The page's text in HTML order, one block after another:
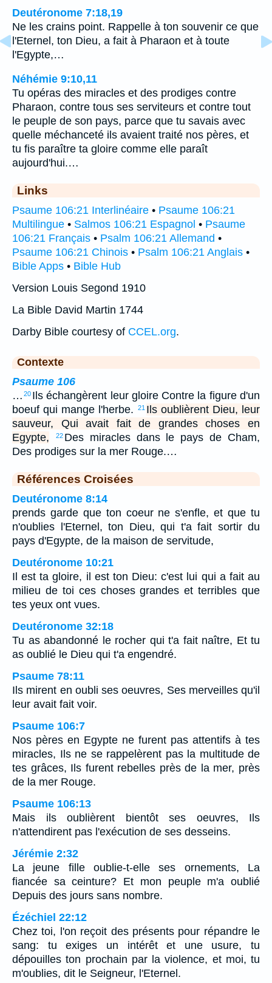
Deutéronome 7:18,19
Ne les crains point. Rappelle à ton souvenir ce que
l'Eternel, ton Dieu, a fait à Pharaon et à toute
l'Egypte,…
Néhémie 9:10,11
Tu opéras des miracles et des prodiges contre
Pharaon, contre tous ses serviteurs et contre tout
le peuple de son pays, parce que tu savais avec
quelle méchanceté ils avaient traité nos pères, et
tu fis paraître ta gloire comme elle paraît
aujourd'hui.…
Links
Psaume 106:21 Interlinéaire • Psaume 106:21
Multilingue • Salmos 106:21 Espagnol • Psaume
106:21 Français • Psalm 106:21 Allemand •
Psaume 106:21 Chinois • Psalm 106:21 Anglais •
Bible Apps • Bible Hub
Version Louis Segond 1910
La Bible David Martin 1744
Darby Bible courtesy of CCEL.org.
Contexte
Psaume 106
… 20 Ils échangèrent leur gloire Contre la figure d'un
boeuf qui mange l'herbe.
21 Ils oublièrent Dieu, leur
sauveur, Qui avait fait de grandes choses en
Egypte,
22 Des miracles dans le pays de Cham,
Des prodiges sur la mer Rouge.…
Références Croisées
Deutéronome 8:14
prends garde que ton coeur ne s'enfle, et que tu
n'oublies l'Eternel, ton Dieu, qui t'a fait sortir du
pays d'Egypte, de la maison de servitude,
Deutéronome 10:21
Il est ta gloire, il est ton Dieu: c'est lui qui a fait au
milieu de toi ces choses grandes et terribles que
tes yeux ont vues.
Deutéronome 32:18
Tu as abandonné le rocher qui t'a fait naître, Et tu
as oublié le Dieu qui t'a engendré.
Psaume 78:11
Ils mirent en oubli ses oeuvres, Ses merveilles qu'il
leur avait fait voir.
Psaume 106:7
Nos pères en Egypte ne furent pas attentifs à tes
miracles, Ils ne se rappelèrent pas la multitude de
tes grâces, Ils furent rebelles près de la mer, près
de la mer Rouge.
Psaume 106:13
Mais ils oublièrent bientôt ses oeuvres, Ils
n'attendirent pas l'exécution de ses desseins.
Jérémie 2:32
La jeune fille oublie-t-elle ses ornements, La
fiancée sa ceinture? Et mon peuple m'a oublié
Depuis des jours sans nombre.
Ézéchiel 22:12
Chez toi, l'on reçoit des présents pour répandre le
sang: tu exiges un intérêt et une usure, tu
dépouilles ton prochain par la violence, et moi, tu
m'oublies, dit le Seigneur, l'Eternel.